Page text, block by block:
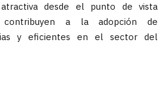
desde el punto de vista
contribuyen a la adopción de
y eficientes en el sector del